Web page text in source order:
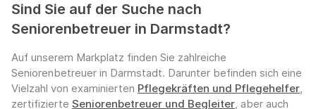
Sind Sie auf der Suche nach
Seniorenbetreuer in Darmstadt?
Auf unserem Markplatz finden Sie zahlreiche
Seniorenbetreuer in Darmstadt. Darunter befinden sich eine
Vielzahl von examinierten Pflegekräften und Pflegehelfer,
zertifizierte Seniorenbetreuer und Begleiter, aber auch